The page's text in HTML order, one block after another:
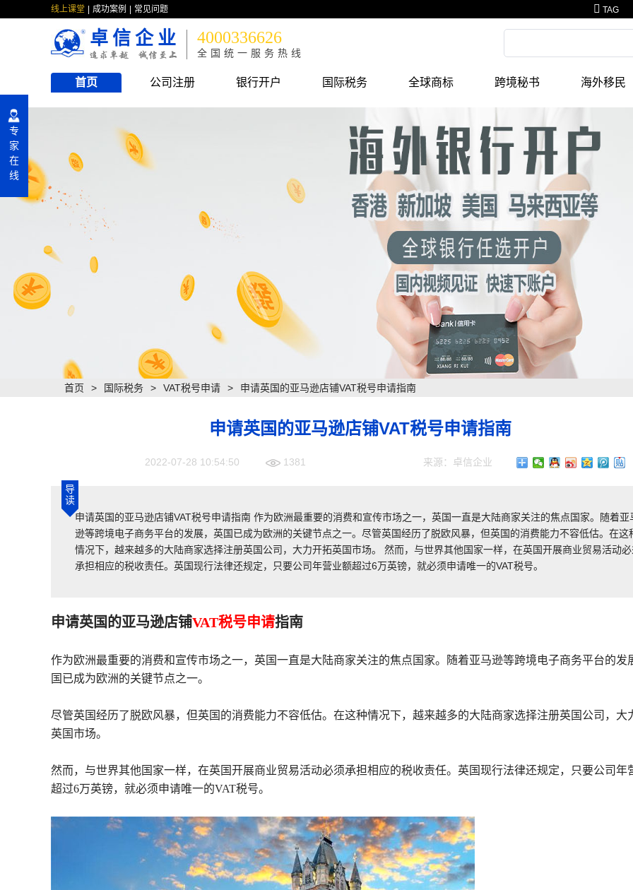
线上课堂 成功案例 常见问题 TAG
卓信企业 4000336626
全国统一服务热线
首页 公司注册 银行开户 国际税务 全球商标 跨境秘书 海外移民
首页 > 国际税务 > VAT税号申请 > 申请英国的亚马逊店铺VAT税号申请指南
申请英国的亚马逊店铺VAT税号申请指南
2022-07-28 10:54:50 1381 来源：卓信企业
导
读
申请英国的亚马逊店铺VAT税号申请指南 作为欧洲最重要的消费和宣传市场之一，英国一直是大陆商家关注的焦点国家。随着亚
逊等跨境电子商务平台的发展，英国已成为欧洲的关键节点之一。 ​ 尽管英国经历了脱欧风暴，但英国的消费能力不容低估。在这
情况下，越来越多的大陆商家选择注册英国公司，大力开拓英国市场。 然而，与世界其他国家一样，在英国开展商业贸易活动必
承担相应的税收责任。英国现行法律还规定，只要公司年营业额超过6万英镑，就必须申请唯一的VAT税号。
申请英国的亚马逊店铺VAT税号申请指南
作为欧洲最重要的消费和宣传市场之一，英国一直是大陆商家关注的焦点国家。随着亚马逊等跨境电子商务平台的发
国已成为欧洲的关键节点之一。
尽管英国经历了脱欧风暴，但英国的消费能力不容低估。在这种情况下，越来越多的大陆商家选择注册英国公司，大
英国市场。
然而，与世界其他国家一样，在英国开展商业贸易活动必须承担相应的税收责任。英国现行法律还规定，只要公司年
超过6万英镑，就必须申请唯一的VAT税号。
专
家
在
线